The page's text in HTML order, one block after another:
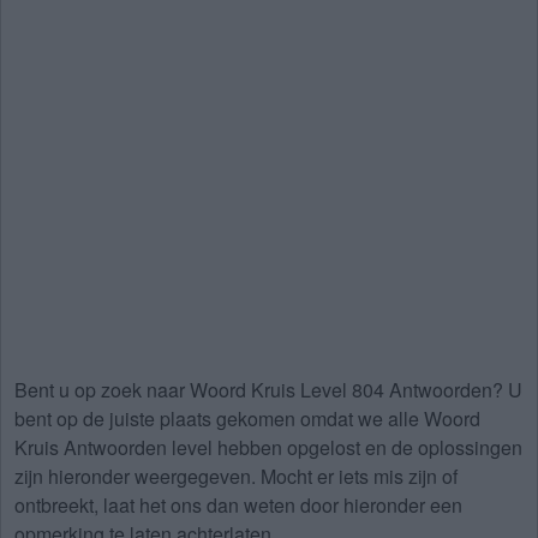
Bent u op zoek naarWoord Kruis Level 804 Antwoorden? U
bent op de juiste plaats gekomen omdat we alle Woord
Kruis Antwoorden level hebben opgelost en de oplossingen
zijn hieronder weergegeven. Mocht er iets mis zijn of
ontbreekt, laat het ons dan weten door hieronder een